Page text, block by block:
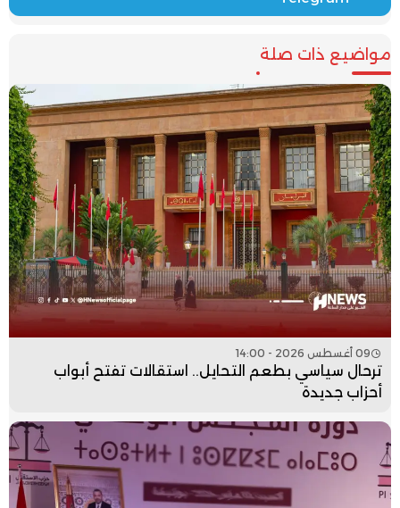
مواضيع ذات صلة
09 أغسطس 2026 - 14:00
ترحال سياسي بطعم التحايل.. استقالات تفتح أبواب
أحزاب جديدة